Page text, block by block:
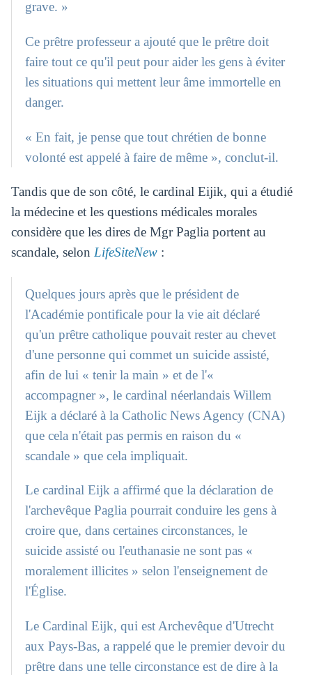
grave. »
Ce prêtre professeur a ajouté que le prêtre doit
faire tout ce qu'il peut pour aider les gens à éviter
les situations qui mettent leur âme immortelle en
danger.
« En fait, je pense que tout chrétien de bonne
volonté est appelé à faire de même », conclut-il.
Tandis que de son côté, le cardinal Eijik, qui a étudié
la médecine et les questions médicales morales
considère que les dires de Mgr Paglia portent au
scandale, selon LifeSiteNew :
Quelques jours après que le président de
l'Académie pontificale pour la vie ait déclaré
qu'un prêtre catholique pouvait rester au chevet
d'une personne qui commet un suicide assisté,
afin de lui « tenir la main » et de l'«
accompagner », le cardinal néerlandais Willem
Eijk a déclaré à la Catholic News Agency (CNA)
que cela n'était pas permis en raison du «
scandale » que cela impliquait.
Le cardinal Eijk a affirmé que la déclaration de
l'archevêque Paglia pourrait conduire les gens à
croire que, dans certaines circonstances, le
suicide assisté ou l'euthanasie ne sont pas «
moralement illicites » selon l'enseignement de
l'Église.
Le Cardinal Eijk, qui est Archevêque d'Utrecht
aux Pays-Bas, a rappelé que le premier devoir du
prêtre dans une telle circonstance est de dire à la